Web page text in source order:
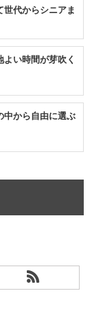
世代からシニアま
よい時間が芽吹く
中から自由に選ぶ